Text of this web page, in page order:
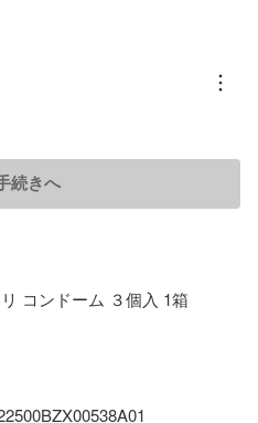
続きへ
コンドーム ３個入 1箱